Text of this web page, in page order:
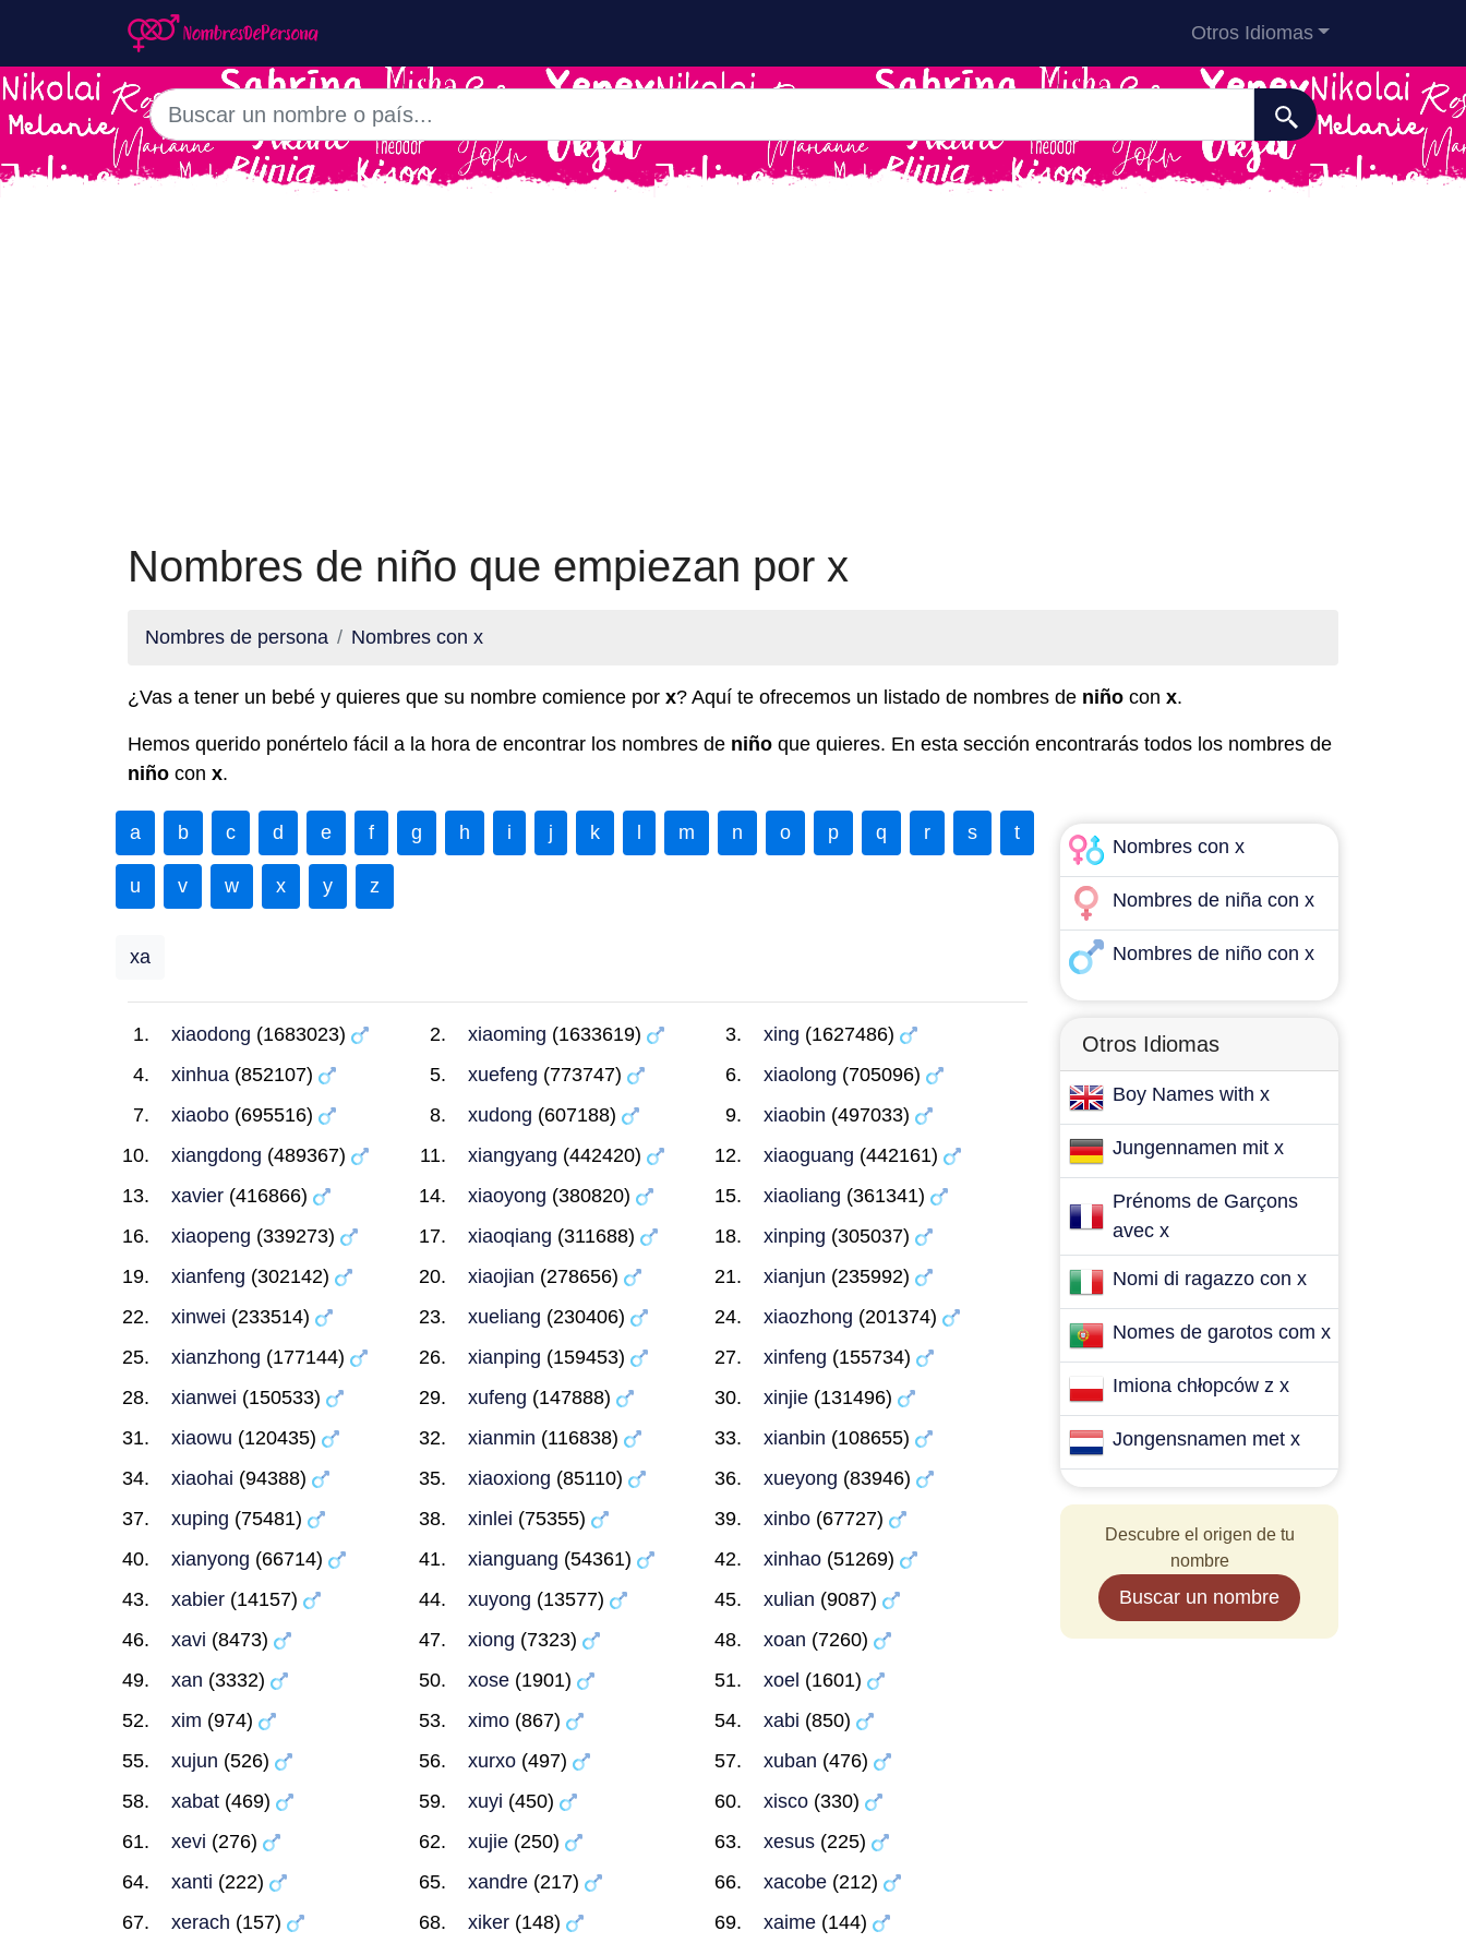
Otros Idiomas
Nombres de niño que empiezan por x
Nombres de persona Nombres con x
¿Vas a tener un bebé y quieres que su nombre comience por x? Aquí te ofrecemos un listado de nombres de niño con x.
Hemos querido ponértelo fácil a la hora de encontrar los nombres de niño que quieres. En esta sección encontrarás todos los nombres de
niño con x.
a b c d e f g h i j k m n o p q r s t
u v w x y z
xa
xiaodong (1683023) xiaoming (1633619) xing (1627486)
xinhua (852107) xuefeng (773747) xiaolong (705096)
xiaobo (695516) xudong (607188) xiaobin (497033)
xiangdong (489367) xiangyang (442420) xiaoguang (442161)
xavier (416866) xiaoyong (380820) xiaoliang (361341)
xiaopeng (339273) xiaoqiang (311688) xinping (305037)
xianfeng (302142) xiaojian (278656) xianjun (235992)
xinwei (233514) xueliang (230406) xiaozhong (201374)
xianzhong (177144) xianping (159453) xinfeng (155734)
xianwei (150533) xufeng (147888) xinjie (131496)
xiaowu (120435) xianmin (116838) xianbin (108655)
xiaohai (94388) xiaoxiong (85110) xueyong (83946)
xuping (75481) xinlei (75355) xinbo (67727)
xianyong (66714) xianguang (54361) xinhao (51269)
xabier (14157) xuyong (13577) xulian (9087)
xavi (8473) xiong (7323) xoan (7260)
xan (3332) xose(1901) xoel (1601)
xim (974) ximo(867) xabi (850)
xujun (526) xurxo(497) xuban (476)
xabat (469) xuyi (450) xisco (330)
xevi (276) xujie(250) xesus (225)
xanti (222) xandre(217) xacobe (212)
xerach (157) xiker(148) xaime (144)
Nombres con x
Nombres de niña con x
Nombres de niño con x
Otros Idiomas
Boy Names with x
Jungennamen mit x
Prénoms de Garçons
avec x
Nomi di ragazzo con x
Nomes de garotos com x
Imiona chłopców z x
Jongensnamen met x
Descubre el origen de tu
nombre
Buscar un nombre